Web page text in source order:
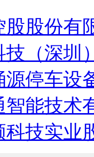
股股份有
技（深圳
源停车设
智能技术
科技实业